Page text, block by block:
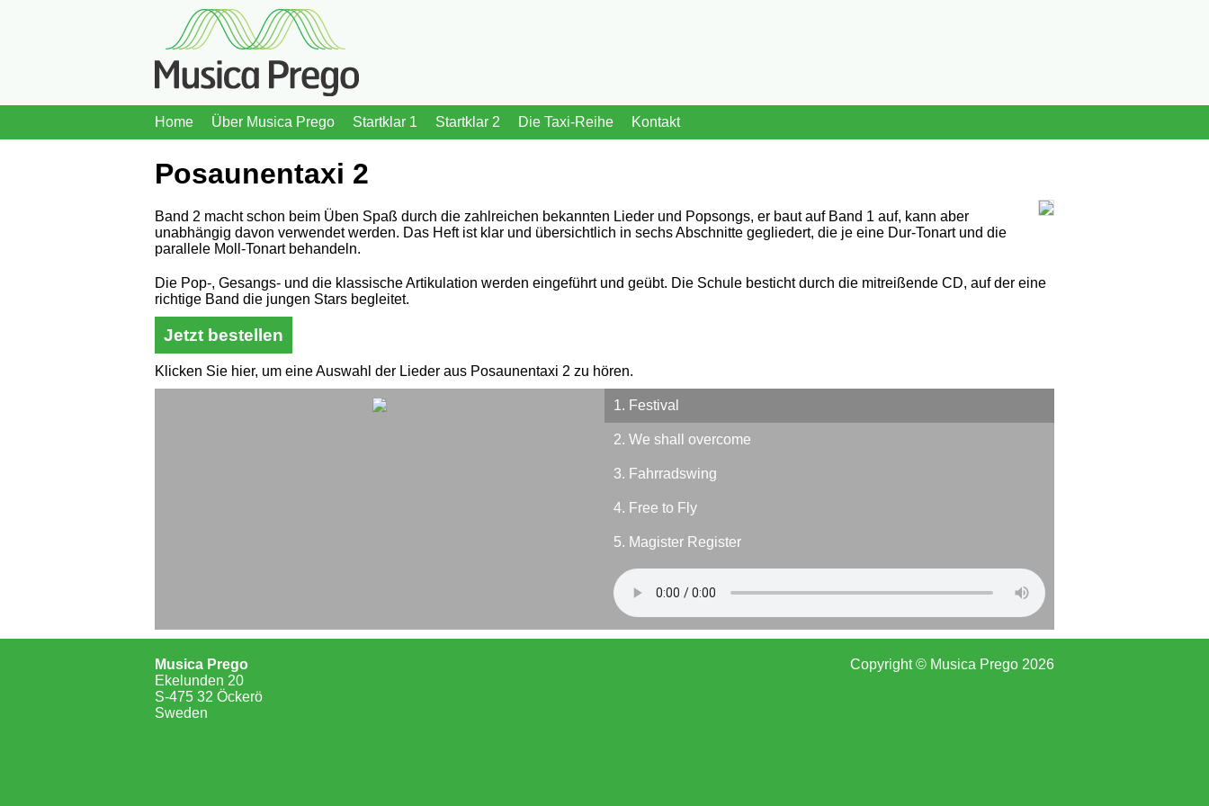
Home Über Musica Prego Startklar 1 Startklar 2 Die Taxi-Reihe Kontakt
Posaunentaxi 2
Band 2 macht schon beim Üben Spaß durch die zahlreichen bekannten Lieder und Popsongs, er baut auf Band 1 auf, kann aber
unabhängig davon verwendet werden. Das Heft ist klar und übersichtlich in sechs Abschnitte gegliedert, die je eine Dur-Tonart und die
parallele Moll-Tonart behandeln.
Die Pop-, Gesangs- und die klassische Artikulation werden eingeführt und geübt. Die Schule besticht durch die mitreißende CD, auf der eine
richtige Band die jungen Stars begleitet.
Jetzt bestellen
Klicken Sie hier, um eine Auswahl der Lieder aus Posaunentaxi 2 zu hören.
1. Festival
2. We shall overcome
3. Fahrradswing
4. Free to Fly
5. Magister Register
Copyright © Musica Prego 2026
Musica Prego
Ekelunden 20
S-475 32 Öckerö
Sweden